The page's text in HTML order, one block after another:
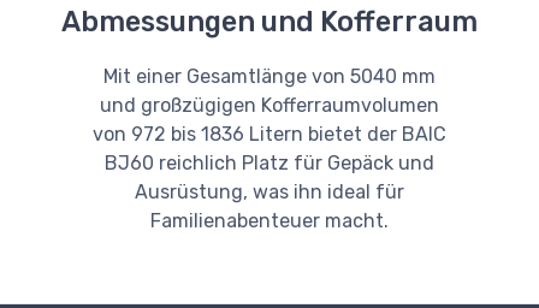
Abmessungen und Kofferraum
Mit einer Gesamtlänge von 5040 mm
und großzügigen Kofferraumvolumen
von 972 bis 1836 Litern bietet der BAIC
BJ60 reichlich Platz für Gepäck und
Ausrüstung, was ihn ideal für
Familienabenteuer macht.